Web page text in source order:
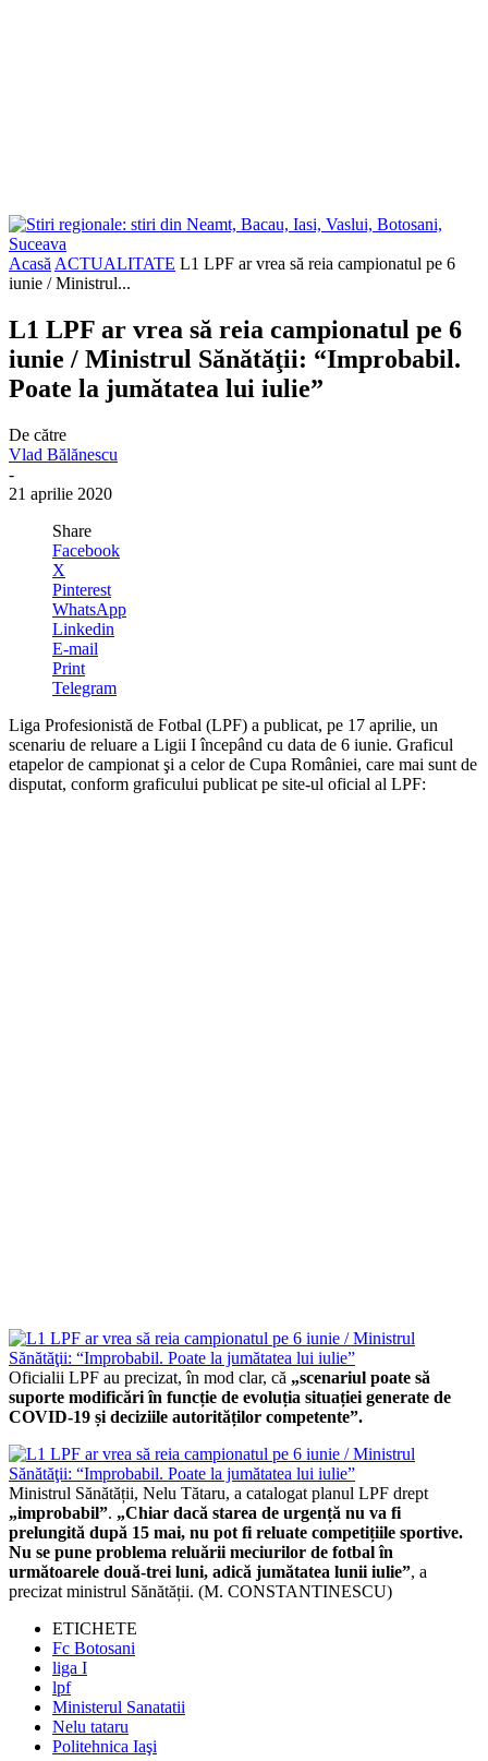
Acasă ACTUALITATE L1 LPF ar vrea să reia campionatul pe 6
iunie / Ministrul...
L1 LPF ar vrea să reia campionatul pe 6
iunie / Ministrul Sănătăţii: “Improbabil.
Poate la jumătatea lui iulie”
De către
Vlad Bălănescu
-
21 aprilie 2020
Share
Facebook
X
Pinterest
WhatsApp
Linkedin
E-mail
Print
Telegram
Liga Profesionistă de Fotbal (LPF) a publicat, pe 17 aprilie, un
scenariu de reluare a Ligii I începând cu data de 6 iunie. Graficul
etapelor de campionat şi a celor de Cupa României, care mai sunt de
disputat, conform graficului publicat pe site-ul oficial al LPF:
Oficialii LPF au precizat, în mod clar, că „scenariul poate să
suporte modificări în funcție de evoluția situației generate de
COVID-19 și deciziile autorităților competente”.
Ministrul Sănătății, Nelu Tătaru, a catalogat planul LPF drept
„improbabil”. „Chiar dacă starea de urgență nu va fi
prelungită după 15 mai, nu pot fi reluate competițiile sportive.
Nu se pune problema reluării meciurilor de fotbal în
următoarele două-trei luni, adică jumătatea lunii iulie”, a
precizat ministrul Sănătății. (M. CONSTANTINESCU)
ETICHETE
Fc Botosani
liga I
lpf
Ministerul Sanatatii
Nelu tataru
Politehnica Iaşi